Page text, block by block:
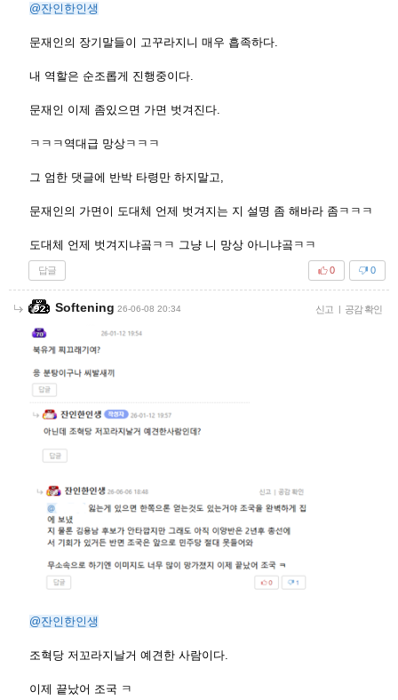
@잔인한인생
문재인의 장기말들이 고꾸라지니 매우 흡족하다.
내 역할은 순조롭게 진행중이다.
문재인 이제 좀있으면 가면 벗겨진다.
ㅋㅋㅋ역대급 망상ㅋㅋㅋ
그 엄한 댓글에 반박 타령만 하지말고,
문재인의 가면이 도대체 언제 벗겨지는 지 설명 좀 해바라 좀ㅋㅋㅋ
도대체 언제 벗겨지냐곸ㅋㅋ 그냥 니 망상 아니냐곸ㅋㅋ
답글 0
0
Softening 26-06-08 20:34 신고 | 공감 확인
@잔인한인생
조혁당 저꼬라지날거 예견한 사람이다.
이제 끝났어 조국 ㅋ